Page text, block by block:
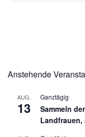
Anstehende
AUG.
13
Ganztägig
Sammeln
Landfrauen,